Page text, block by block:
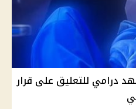
درامي للتعليق على قرار